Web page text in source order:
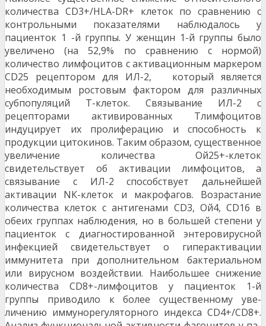
количества CD3+/HLA-DR+ клеток по сравнению с
контрольными показателями наблюда­лось у
пациенток 1 -й группы. У женщин 1-й группы было
увеличено (на 52,9% по сравнению с нормой)
количество лимфоцитов с ак­тивационным маркером
CD25 рецептором для ИЛ-2, который является
необходимым ростовым факто­ром для различных
субпопуляций Т-клеток. Связы­вание ИЛ-2 с
рецепторами активированных Тлимфоцитов
индуцирует их пролиферацию и спо­собность к
продукции цитокинов. Таким образом, существенное
увеличение количест­ва Ой25+-клеток
свидетельствует об активации лимфоцитов, а
связывание с ИЛ-2 способствует дальнейшей
активации NК-клеток и макрофагов. Возрастание
количества клеток с антигенами CD3, Ой4, CD16 в
обеих группах наблюдения, но в боль­шей степени у
пациенток с диагностированной энтеровирусной
инфекцией свидетельствует о гиперак­тивации
иммунитета при дополнительном бактери­альном
или вирусном воздействии. Наибольшее снижение
количества CD8+-лимфоцитов у пациенток 1-й
группы приводило к более существенному уве­
личению иммунорегуляторного индекса CD4+/CD8+.